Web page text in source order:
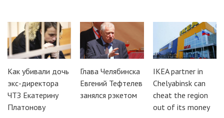
Как убивали дочь
экс-директора
ЧТЗ Екатерину
Платонову
Глава Челябинска
Евгений Тефтелев
занялся рэкетом
IKEA partner in
Chelyabinsk can
cheat the region
out of its money